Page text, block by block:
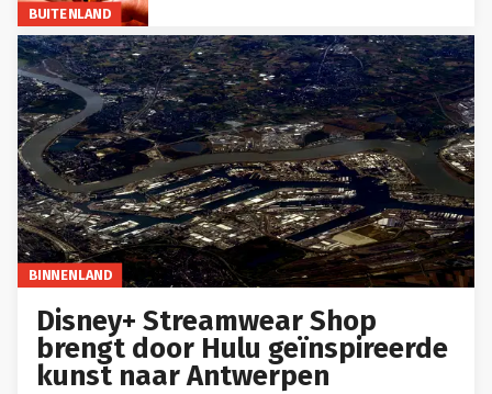
BUITENLAND
BINNENLAND
Disney+ Streamwear Shop
brengt door Hulu geïnspireerde
kunst naar Antwerpen